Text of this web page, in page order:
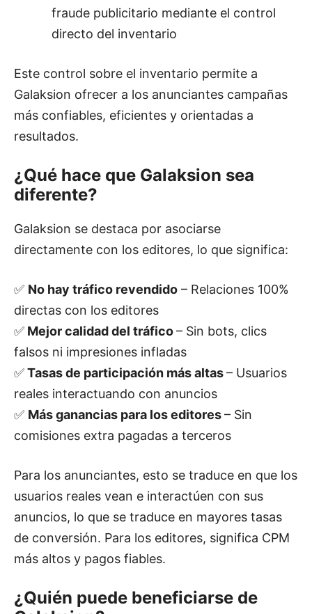
fraude publicitario mediante el control
directo del inventario
Este control sobre el inventario permite a
Galaksion ofrecer a los anunciantes campañas
más confiables, eficientes y orientadas a
resultados.
¿Qué hace que Galaksion sea
diferente?
Galaksion se destaca por asociarse
directamente con los editores, lo que significa:
✅ No hay tráfico revendido – Relaciones 100%
directas con los editores
✅ Mejor calidad del tráfico– Sin bots, clics
falsos ni impresiones infladas
✅Tasas de participación más altas– Usuarios
reales interactuando con anuncios
✅ Más ganancias para los editores– Sin
comisiones extra pagadas a terceros
Para los anunciantes, esto se traduce en que los
usuarios reales vean e interactúen con sus
anuncios, lo que se traduce en mayores tasas
de conversión. Para los editores, significa CPM
más altos y pagos fiables.
¿Quién puede beneficiarse de